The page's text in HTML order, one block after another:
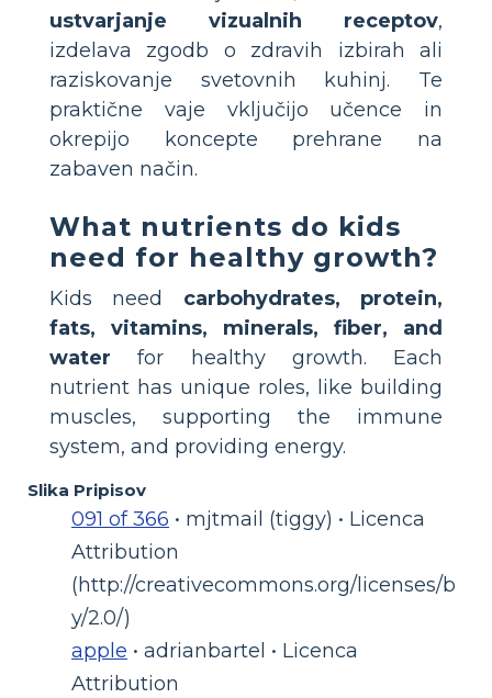
ustvarjanje vizualnih receptov,
izdelava zgodb o zdravih izbirah ali
raziskovanje svetovnih kuhinj. Te
praktične vaje vključijo učence in
okrepijo koncepte prehrane na
zabaven način.
What nutrients do kids
need for healthy growth?
Kids need carbohydrates, protein,
fats, vitamins, minerals, fiber, and
water for healthy growth. Each
nutrient has unique roles, like building
muscles, supporting the immune
system, and providing energy.
Slika Pripisov
091 of 366 • mjtmail (tiggy) • Licenca
Attribution
(http://creativecommons.org/licenses/b
y/2.0/)
apple • adrianbartel • Licenca
Attribution